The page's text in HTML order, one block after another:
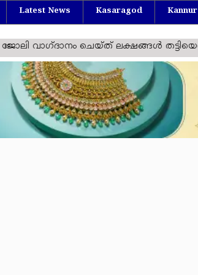
Latest News Kasaragod Kannur